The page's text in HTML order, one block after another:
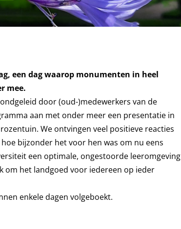
een dag waarop monumenten in heel
mee.
door (oud-)medewerkers van de
aan met onder meer een presentatie in
We ontvingen veel positieve reacties
bijzonder het voor hen was om nu eens
een optimale, ongestoorde leeromgeving
om het landgoed voor iedereen op ieder
enkele dagen volgeboekt.